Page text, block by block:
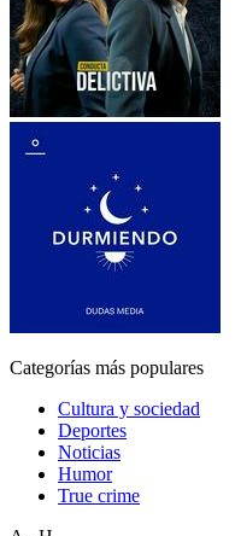
Categorías más populares
Cultura y sociedad
Deportes
Noticias
Humor
True crime